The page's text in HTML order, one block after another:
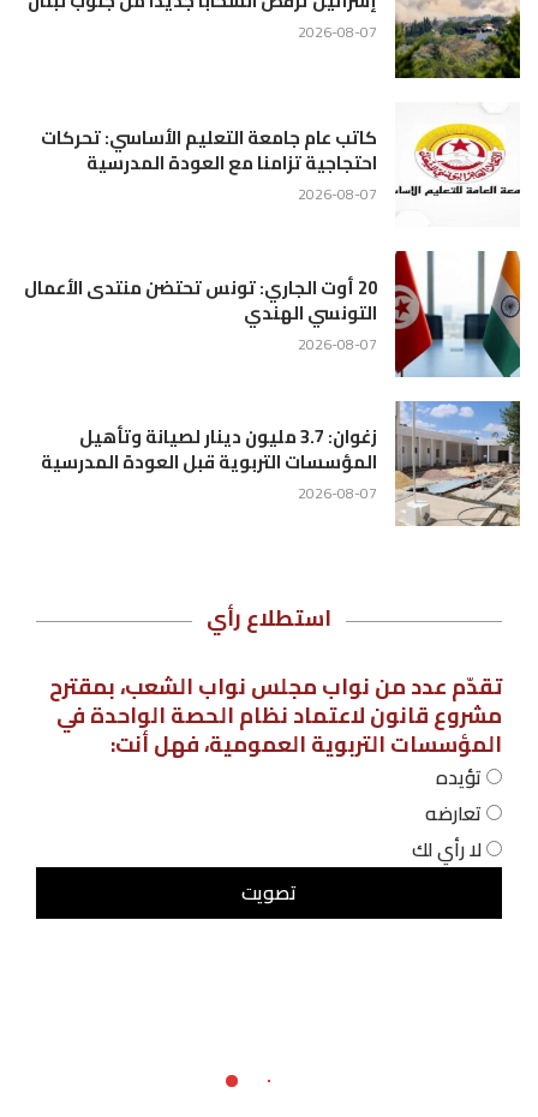
2026-08-07
كاتب عام جامعة التعليم الأساسي: تحركات
احتجاجية تزامنا مع العودة المدرسية
2026-08-07
20 أوت الجاري: تونس تحتضن منتدى الأعمال
التونسي الهندي
2026-08-07
زغوان: 3.7 مليون دينار لصيانة وتأهيل
المؤسسات التربوية قبل العودة المدرسية
2026-08-07
استطلاع رأي
تقدّم عدد من نواب مجلس نواب الشعب، بمقترح
مشروع قانون لاعتماد نظام الحصة الواحدة في
المؤسسات التربوية العمومية، فهل أنت:
تؤيده
تعارضه
لا رأي لك